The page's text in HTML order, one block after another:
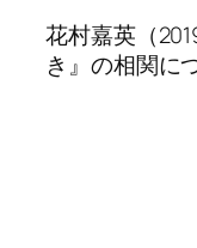
花村嘉英（
き』の相関に